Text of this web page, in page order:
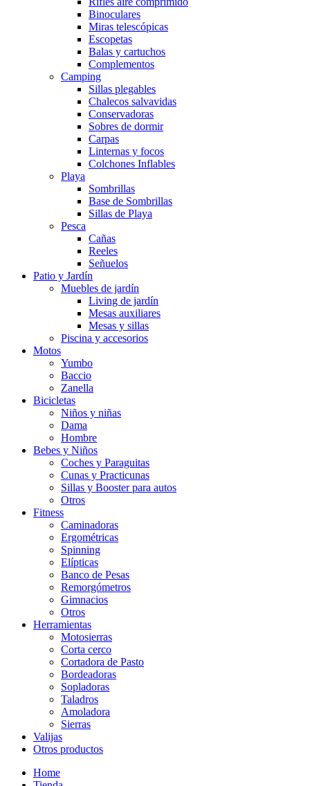
Binoculares
Miras telescópicas
Escopetas
Balas y cartuchos
Complementos
Camping
Sillas plegables
Chalecos salvavidas
Conservadoras
Sobres de dormir
Carpas
Linternas y focos
Colchones Inflables
Playa
Sombrillas
Base de Sombrillas
Sillas de Playa
Pesca
Cañas
Reeles
Señuelos
Patio y Jardín
Muebles de jardín
Living de jardín
Mesas auxiliares
Mesas y sillas
Piscina y accesorios
Motos
Yumbo
Baccio
Zanella
Bicicletas
Niños y niñas
Dama
Hombre
Bebes y Niños
Coches y Paraguitas
Cunas y Practicunas
Sillas y Booster para autos
Otros
Fitness
Caminadoras
Ergométricas
Spinning
Elípticas
Banco de Pesas
Remorgómetros
Gimnacios
Otros
Herramientas
Motosierras
Corta cerco
Cortadora de Pasto
Bordeadoras
Sopladoras
Taladros
Amoladora
Sierras
Valijas
Otros productos
Home